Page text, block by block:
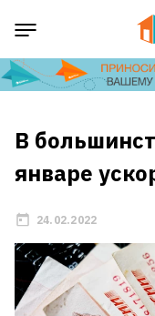
В
январе
24.02.2022